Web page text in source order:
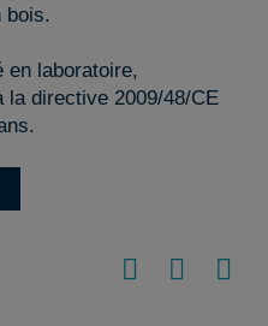
bois.
en laboratoire,
directive 2009/48/CE